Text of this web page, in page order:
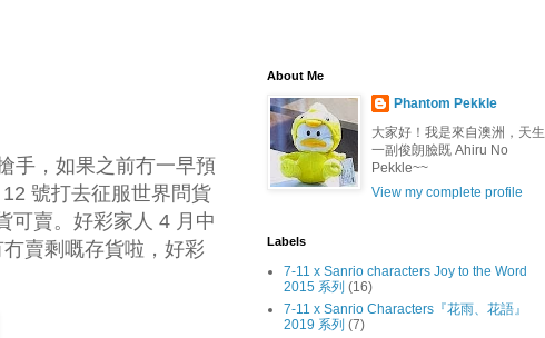
手，如果之前冇一早預
號打去征服世界問貨
可賣。好彩家人 4 月中
賣剩嘅存貨啦，好彩
About Me
Phantom Pekkle
大家好！我是來自澳洲，天生
一副俊朗臉既 Ahiru No
Pekkle~~
View my complete profile
Labels
7-11 x Sanrio characters Joy to the Word
2015 系列 (16)
7-11 x Sanrio Characters『花雨、花語』
2019 系列 (7)